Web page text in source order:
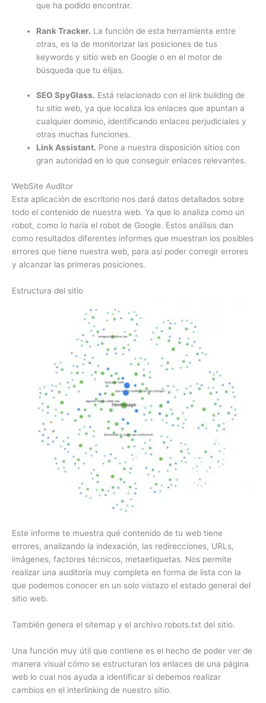
que ha podido encontrar.
Rank Tracker. La función de esta herramienta entre
otras, es la de monitorizar las posiciones de tus
keywords y sitio web en Google o en el motor de
búsqueda que tu elijas.
SEO SpyGlass. Está relacionado con el link building de
tu sitio web, ya que localiza los enlaces que apuntan a
cualquier dominio, identificando enlaces perjudiciales y
otras muchas funciones.
Link Assistant. Pone a nuestra disposición sitios con
gran autoridad en lo que conseguir enlaces relevantes.
WebSite Auditor
Esta aplicación de escritorio nos dará datos detallados sobre
todo el contenido de nuestra web. Ya que lo analiza como un
robot, como lo haría el robot de Google. Estos análisis dan
como resultados diferentes informes que muestran los posibles
errores que tiene nuestra web, para así poder corregir errores
y alcanzar las primeras posiciones.
Estructura del sitio
Este informe te muestra qué contenido de tu web tiene
errores, analizando la indexación, las redirecciones, URLs,
imágenes, factores técnicos, metaetiquetas. Nos permite
realizar una auditoría muy completa en forma de lista con la
que podemos conocer en un solo vistazo el estado general del
sitio web.
También genera el sitemap y el archivo robots.txt del sitio.
Una función muy útil que contiene es el hecho de poder ver de
manera visual cómo se estructuran los enlaces de una página
web lo cual nos ayuda a identificar si debemos realizar
cambios en el interlinking de nuestro sitio.